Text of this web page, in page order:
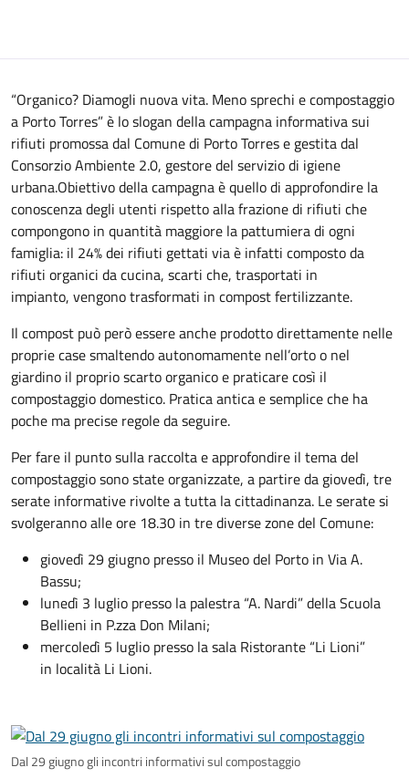
“Organico? Diamogli nuova vita. Meno sprechi e compostaggio
a Porto Torres” è lo slogan della campagna informativa sui
rifiuti promossa dal Comune di Porto Torres e gestita dal
Consorzio Ambiente 2.0, gestore del servizio di igiene
urbana.Obiettivo della campagna è quello di approfondire la
conoscenza degli utenti rispetto alla frazione di rifiuti che
compongono in quantità maggiore la pattumiera di ogni
famiglia: il 24% dei rifiuti gettati via è infatti composto da
rifiuti organici da cucina, scarti che, trasportati in
impianto, vengono trasformati in compost fertilizzante.
​Il compost può però essere anche prodotto direttamente nelle
proprie case smaltendo autonomamente nell’orto o nel
giardino il proprio scarto organico e praticare così il
compostaggio domestico. Pratica antica e semplice che ha
poche ma precise regole da seguire.
​Per fare il punto sulla raccolta e approfondire il tema del
compostaggio sono state organizzate, a partire da giovedì, tre
serate informative rivolte a tutta la cittadinanza. Le serate si
svolgeranno alle ore 18.30 in tre diverse zone del Comune:
giovedì 29 giugno presso il Museo del Porto in Via A.
Bassu;
lunedì 3 luglio presso la palestra “A. Nardi” della Scuola
Bellieni in P.zza Don Milani;
mercoledì 5 luglio presso la sala Ristorante “Li Lioni”
in località Li Lioni.
Dal 29 giugno gli incontri informativi sul compostaggio